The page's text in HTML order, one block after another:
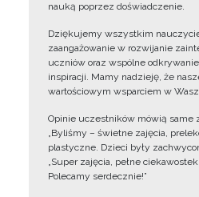
nauką poprzez doświadczenie.
Dziękujemy wszystkim
zaangażowanie w rozwijanie
uczniów oraz wspólne
inspiracji. Mamy nadzieję, że
wartościowym wsparciem w
Opinie uczestników mówią same
„Byliśmy – świetne zajęcia,
plastyczne. Dzieci były
„Super zajęcia, pełne
Polecamy serdecznie!”